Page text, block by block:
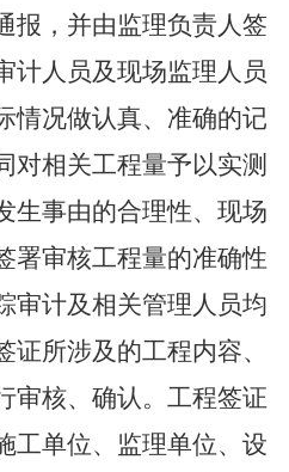
报，并由监理负责人签
计人员及现场监理人员
情况做认真、准确的记
对相关工程量予以实测
生事由的合理性、现场
署审核工程量的准确性
审计及相关管理人员均
所涉及的工程内容、
审核、确认。工程签证
工单位、监理单位、设